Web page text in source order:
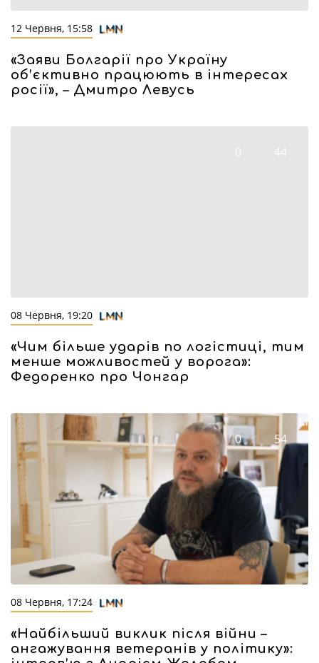
12 Червня, 15:58
«Заяви Болгарії про Україну
об’єктивно працюють в інтересах
росії», – Дмитро Левусь
0 44
08 Червня, 19:20
«Чим більше ударів по логістиці, тим
менше можливостей у ворога»:
Федоренко про Чонгар
0 54
08 Червня, 17:24
«Найбільший виклик після війни –
ангажування ветеранів у політику»: